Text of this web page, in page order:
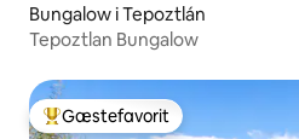
Bungalow i Tepoztlán
Tepoztlan Bungalow
Bedste gæstefavorit
Gæstefavorit